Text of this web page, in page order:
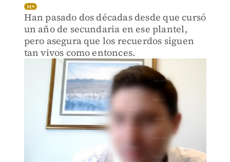
Han pasado dos décadas desde que cursó
un año de secundaria en ese plantel,
pero asegura que los recuerdos siguen
tan vivos como entonces.